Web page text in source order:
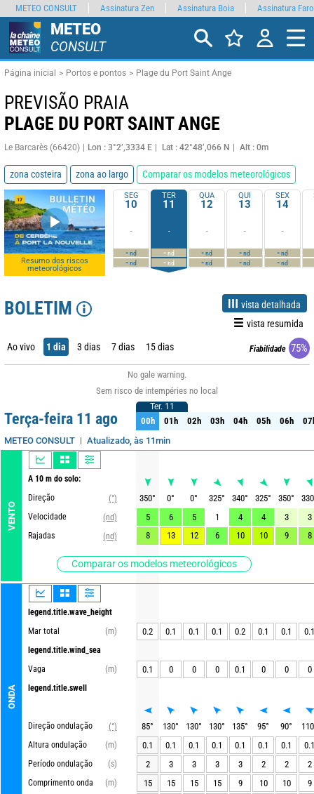
METEO
CONSULT
Página inicial Portos e pontos Plage du Port Saint Ange
PREVISÃO PRAIA
PLAGE DU PORT SAINT ANGE
Le Barcarès (66420) Lon : 3°2’,3334 E Lat : 42°48’,066 N Alt : 0m
zona costeira zona ao largo Comparar os modelos meteorológicos
Resumo dos riscos
meteorológicos
SEG
10
-
-nd
-nd
TER
11
-
-nd
-nd
QUA
12
-
-nd
-nd
QUI
13
-
-nd
-nd
SEX
14
-
-nd
-nd
BOLETIM
vista detalhada
vista resumida
Ao vivo 1 dia 3 dias 7 dias 15 dias Fiabilidade 75%
No gale warning.
Sem risco de intempéries no local
Terça-feira 11 ago
METEO CONSULT Atualizado, às 11min
VENTO
A 10 m do solo:
Direção
(°)
Velocidade
(nd)
Rajadas
(nd)
Comparar os modelos meteorológicos
ONDA
legend.title.wave_height
Mar total
(m)
legend.title.wind_sea
Vaga
(m)
legend.title.swell
Direção ondulação
(°)
Altura ondulação
(m)
Período ondulação
(s)
Comprimento onda
(m)
Ter. 11
00h 01h 02h 03h 04h 05h 06h
Ter. 11
00h 01h 02h 03h 04h 05h 06h
350° 0° 0° 325° 340° 325° 350°
330
5
6 5 1 4 4 3
3
8
13 12 6 10 10 9 8
0.2 0.1 0.1 0.1 0.2 0.1 0.1 0.1
0.1 0 0 0 0.1 0 0 0
85° 130° 130° 130° 135° 95° 90°
110
0.1
0.1 0.1 0.1 0.1 0.1 0.1
0.1
2
3 3 3 3 2 2
2
15
15 15 15 9 10 10
9
METEO CONSULT Assinatura Zen Assinatura Boia Assinatura